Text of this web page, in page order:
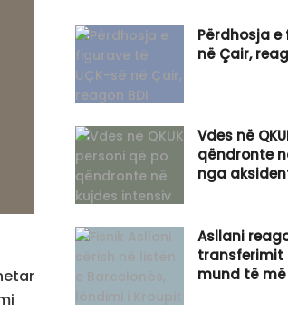
Përdhosja e
në Çair,
Vdes në
qëndronte
nga
Asllani
transferimit
mund të